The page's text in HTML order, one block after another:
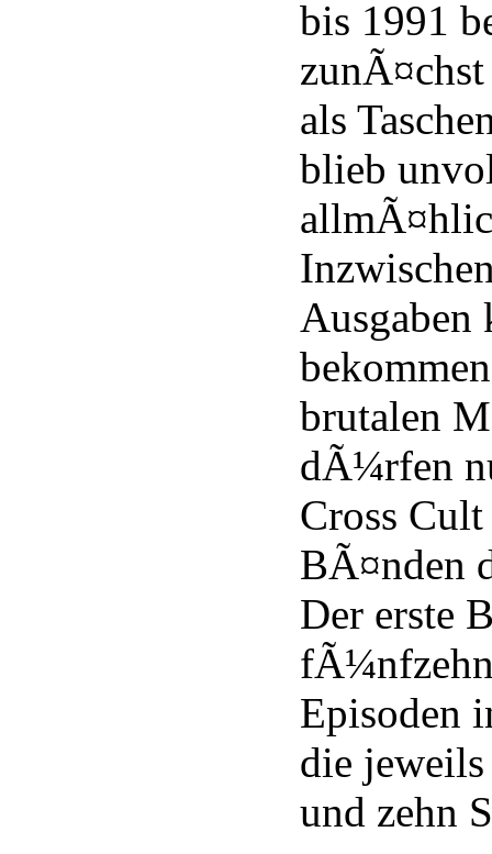
bis 1991
als
blieb
Ausgaben
brutalen
dÃ¼rfen
Cross
BÃ¤nden
Der erste
Episoden
die jeweils
und zehn